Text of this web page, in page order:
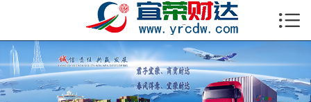
 首页
公司简介
物流新闻
